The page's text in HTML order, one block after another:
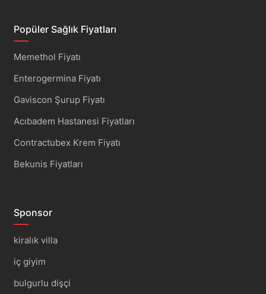
Popüler Sağlık Fiyatları
Memethol Fiyatı
Enterogermina Fiyatı
Gaviscon Şurup Fiyatı
Acıbadem Hastanesi Fiyatları
Contractubex Krem Fiyatı
Bekunis Fiyatları
Sponsor
kiralık villa
iç giyim
bulgurlu dişçi